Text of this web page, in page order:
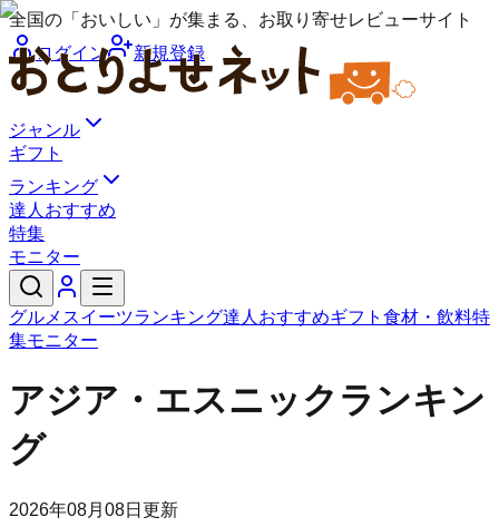
全国の「おいしい」が集まる、お取り寄せレビューサイト
ログイン
新規登録
ジャンル
ギフト
ランキング
達人おすすめ
特集
モニター
グルメ スイーツランキング達人おすすめギフト 食材・飲料特
集モニター
アジア・エスニックランキン
グ
2026年08月08日 更新